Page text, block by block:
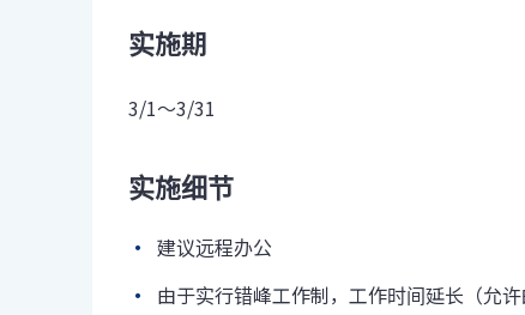
实施期
3/1～3/31
实施细节
建议远程办公
由于实行错峰工作制，工作时间延长（允